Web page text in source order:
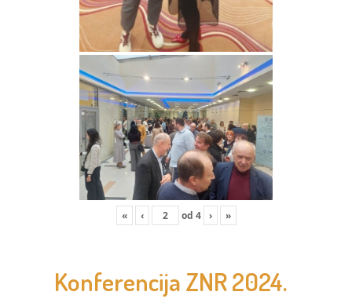
« ‹ od 4 › »
Konferencija ZNR 2024.